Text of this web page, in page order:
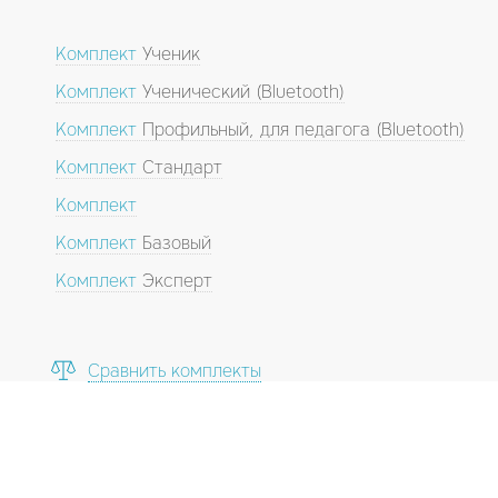
Комплект Ученик
Комплект Ученический (Bluetooth)
Комплект Профильный, для педагога (Bluetooth)
Комплект Стандарт
Комплект
Комплект Базовый
Комплект Эксперт
Сравнить комплекты